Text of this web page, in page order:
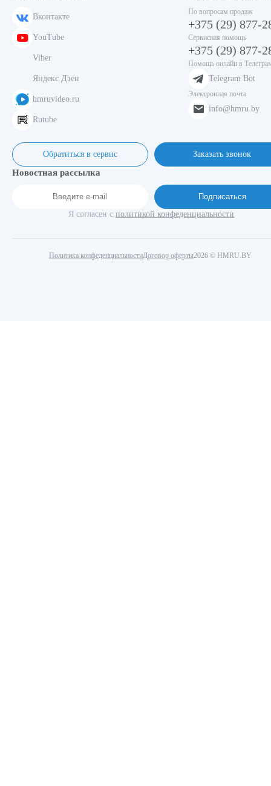
Вконтакте
YouTube
Viber
Яндекс Дзен
hmruvideo.ru
Rutube
По вопросам продаж
+375 (29) 877-
Сервисная помощь
+375 (29) 877-
Помощь онлайн в
Telegram Bot
Электронная почта
info@hmru.by
Обратиться в сервис Заказать звонок
Новостная рассылка
Подписаться
Я согласен с политикой конфеденциальности
Политика конфеденциальности 2026 © HMRU.BY
Договор оферты